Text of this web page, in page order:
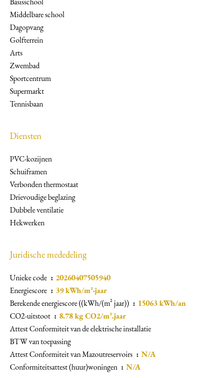
Basisschool
Middelbare school
Dagopvang
Golfterrein
Arts
Zwembad
Sportcentrum
Supermarkt
Tennisbaan
Diensten
PVC-kozijnen
Schuiframen
Verbonden thermostaat
Drievoudige beglazing
Dubbele ventilatie
Hekwerken
Juridische mededeling
Unieke code
20260407505940
Energiescore
39 kWh/m²·jaar
Berekende energiescore ((kWh/(m² jaar))
15063 kWh/an
CO2-uitstoot
8.78 kg CO2/m².jaar
Attest Conformiteit van de elektrische installatie
BTW van toepassing
Attest Conformiteit van Mazoutreservoirs
N/A
Conformiteitsattest (huur)woningen
N/A